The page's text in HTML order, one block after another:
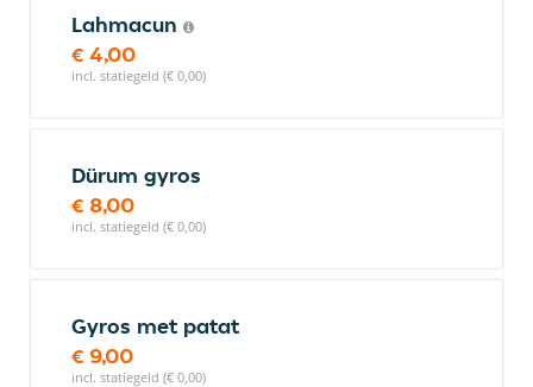
Lahmacun
€ 4,00
incl. statiegeld (€ 0,00)
Dürum gyros
€ 8,00
incl. statiegeld (€ 0,00)
Gyros met patat
€ 9,00
incl. statiegeld (€ 0,00)